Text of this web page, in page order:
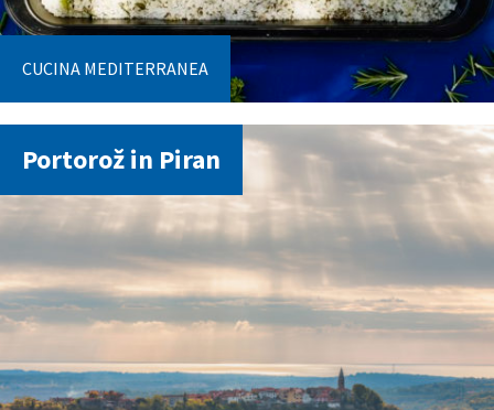
CUCINA MEDITERRANEA
Portorož in Piran